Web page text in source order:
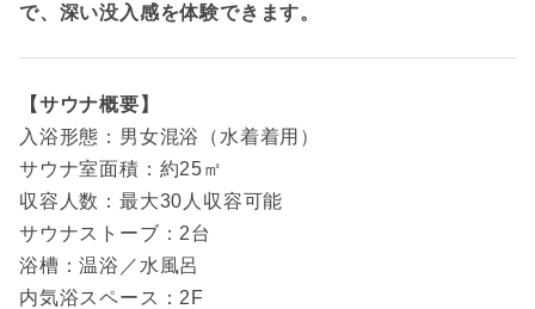
で、深い没入感を体験できます。
【サウナ概要】
入浴形態：男女混浴（水着着用）
サウナ室面積：約25㎡
収容人数：最大30人収容可能
サウナストーブ：2台
浴槽：温浴／水風呂
内気浴スペース：2F